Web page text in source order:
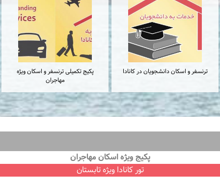
ترنسفر و اسكان دانشجويان در كانادا
پكيج تكميلى ترنسفر و اسكان ويژه
مهاجران
پكيج ويژه اسكان مهاجران
تور كانادا ویژه تابستان